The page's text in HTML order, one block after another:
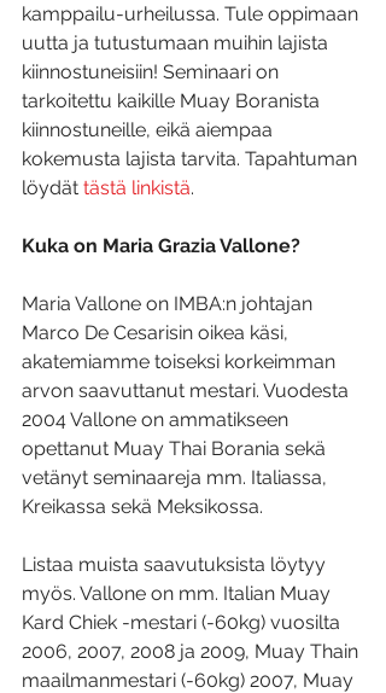
kamppailu-urheilussa. Tule oppimaan
uutta ja tutustumaan muihin lajista
kiinnostuneisiin! Seminaari on
tarkoitettu kaikille Muay Boranista
kiinnostuneille, eikä aiempaa
kokemusta lajista tarvita. Tapahtuman
löydät tästä linkistä.
Kuka on Maria Grazia Vallone?
Maria Vallone on IMBA:n johtajan
Marco De Cesarisin oikea käsi,
akatemiamme toiseksi korkeimman
arvon saavuttanut mestari. Vuodesta
2004 Vallone on ammatikseen
opettanut Muay Thai Borania sekä
vetänyt seminaareja mm. Italiassa,
Kreikassa sekä Meksikossa.
Listaa muista saavutuksista löytyy
myös. Vallone on mm. Italian Muay
Kard Chiek -mestari (-60kg) vuosilta
2006, 2007, 2008 ja 2009, Muay Thain
maailmanmestari (-60kg) 2007, Muay